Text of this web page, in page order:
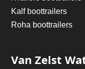
Kalf boottrailers
Roha boottrailers
Van Zelst